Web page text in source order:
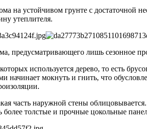
на устойчивом грунте с достаточной
утеплителя.
предусматривающего лишь сезонное
используется дерево, то есть
начинает мокнуть и гнить, что
часть наружной стены
толстые и прочные цокольные